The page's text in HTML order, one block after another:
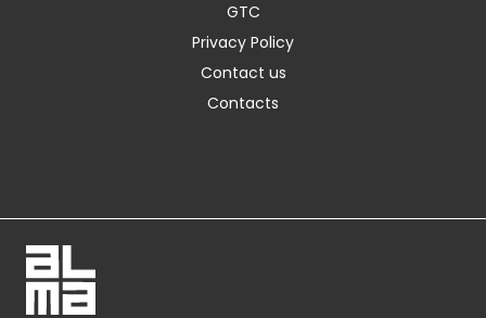
GTC
Privacy Policy
Contact us
Contacts